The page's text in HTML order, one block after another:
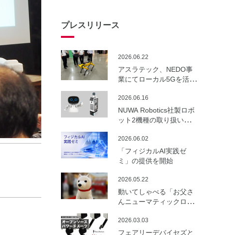
プレスリリース
アスラテック、NEDO事
業にてローカル5Gを活用
遠隔制御・通信最適化の
実証実験を実施
2026.06.22
NUWA Robotics社製ロボ
ット2機種の取り扱いを開
2026.06.16
「フィジカルAI実践ゼ
ミ」の提供を開始
2026.06.02
動いてしゃべる「お父さ
んニューマティックロボ
ト）」を開発
2026.05.22
フェアリーデバイセズと
2026.03.03